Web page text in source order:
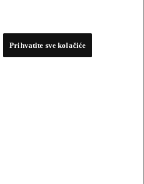
Prihvatite sve kolačiće